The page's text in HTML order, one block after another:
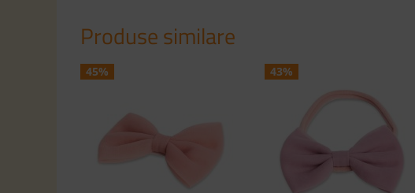
Produse similare
45% 43%